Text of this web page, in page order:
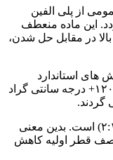
از پلی الفین
این ماده منعطف
بالا در مقابل حل شدن،
استاندارد
صنعتی (سشوار صنعتی یا سرپیک) در دمای ۱۲۰+ درجه سانتی گراد
ضریب جمع شوندگی این روکش ها ۲ به ۱ (۲:۱) است. بدین معنی
قطر اولیه کاهش